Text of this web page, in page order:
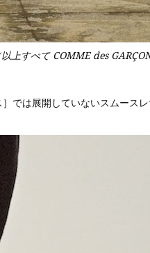
上すべて COMME des
では展開していないスムース